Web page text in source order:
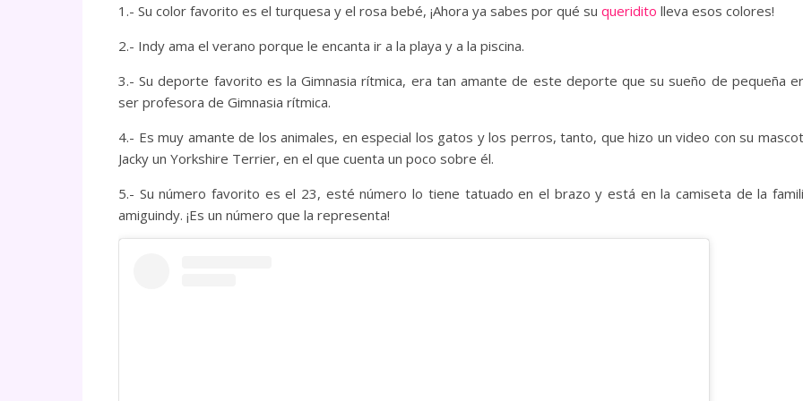
1.- Su color favorito es el turquesa y el rosa bebé, ¡Ahora ya sabes por qué su queridito lleva esos colores!
2.- Indy ama el verano porque le encanta ir a la playa y a la piscina.
3.- Su deporte favorito es la Gimnasia rítmica, era tan amante de este deporte que su sueño de pequeña
ser profesora de Gimnasia rítmica.
4.- Es muy amante de los animales, en especial los gatos y los perros, tanto, que hizo un video con su
Jacky un Yorkshire Terrier, en el que cuenta un poco sobre él.
5.- Su número favorito es el 23, esté número lo tiene tatuado en el brazo y está en la camiseta de la
amiguindy. ¡Es un número que la representa!